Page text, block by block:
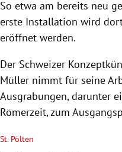
So etwa am bereits neu
erste Installation wird
eröffnet werden.
Der Schweizer
Müller nimmt für seine
Ausgrabungen, darunter
Römerzeit, zum
St. Pölten